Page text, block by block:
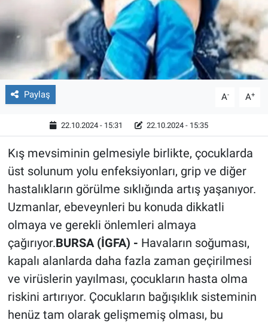
Paylaş A- A+
22.10.2024 - 15:31 22.10.2024 - 15:35
Kış mevsiminin gelmesiyle birlikte, çocuklarda
üst solunum yolu enfeksiyonları, grip ve diğer
hastalıkların görülme sıklığında artış yaşanıyor.
Uzmanlar, ebeveynleri bu konuda dikkatli
olmaya ve gerekli önlemleri almaya
çağırıyor.BURSA (İGFA) - Havaların soğuması,
kapalı alanlarda daha fazla zaman geçirilmesi
ve virüslerin yayılması, çocukların hasta olma
riskini artırıyor. Çocukların bağışıklık sisteminin
henüz tam olarak gelişmemiş olması, bu